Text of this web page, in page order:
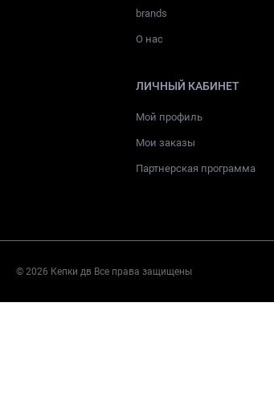
brands
О нас
ЛИЧНЫЙ КАБИНЕТ
Мой профиль
Мои заказы
Партнерская программа
© 2026 Кепки дв Все права защищены